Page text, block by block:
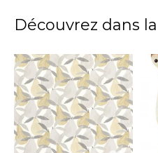
Découvrez dans